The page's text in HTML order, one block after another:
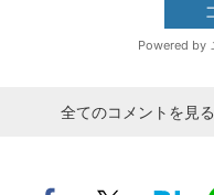
全てのコメントを見る